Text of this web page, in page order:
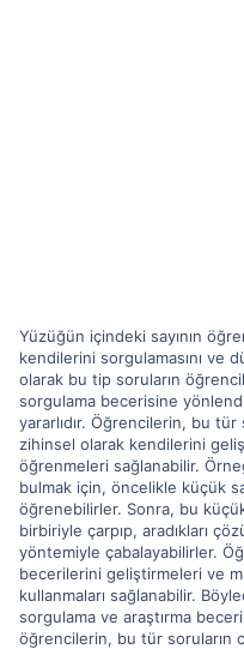
Yüzüğün içindeki sayının
kendilerini sorgulamasını ve
olarak bu tip soruların
sorgulama becerisine
yararlıdır. Öğrencilerin, bu tür
zihinsel olarak kendilerini
öğrenmeleri sağlanabilir.
bulmak için, öncelikle küçük
öğrenebilirler. Sonra, bu
birbiriyle çarpıp, aradıkları
yöntemiyle çabalayabilirler.
becerilerini geliştirmeleri ve
kullanmaları sağlanabilir.
sorgulama ve araştırma
öğrencilerin, bu tür soruların